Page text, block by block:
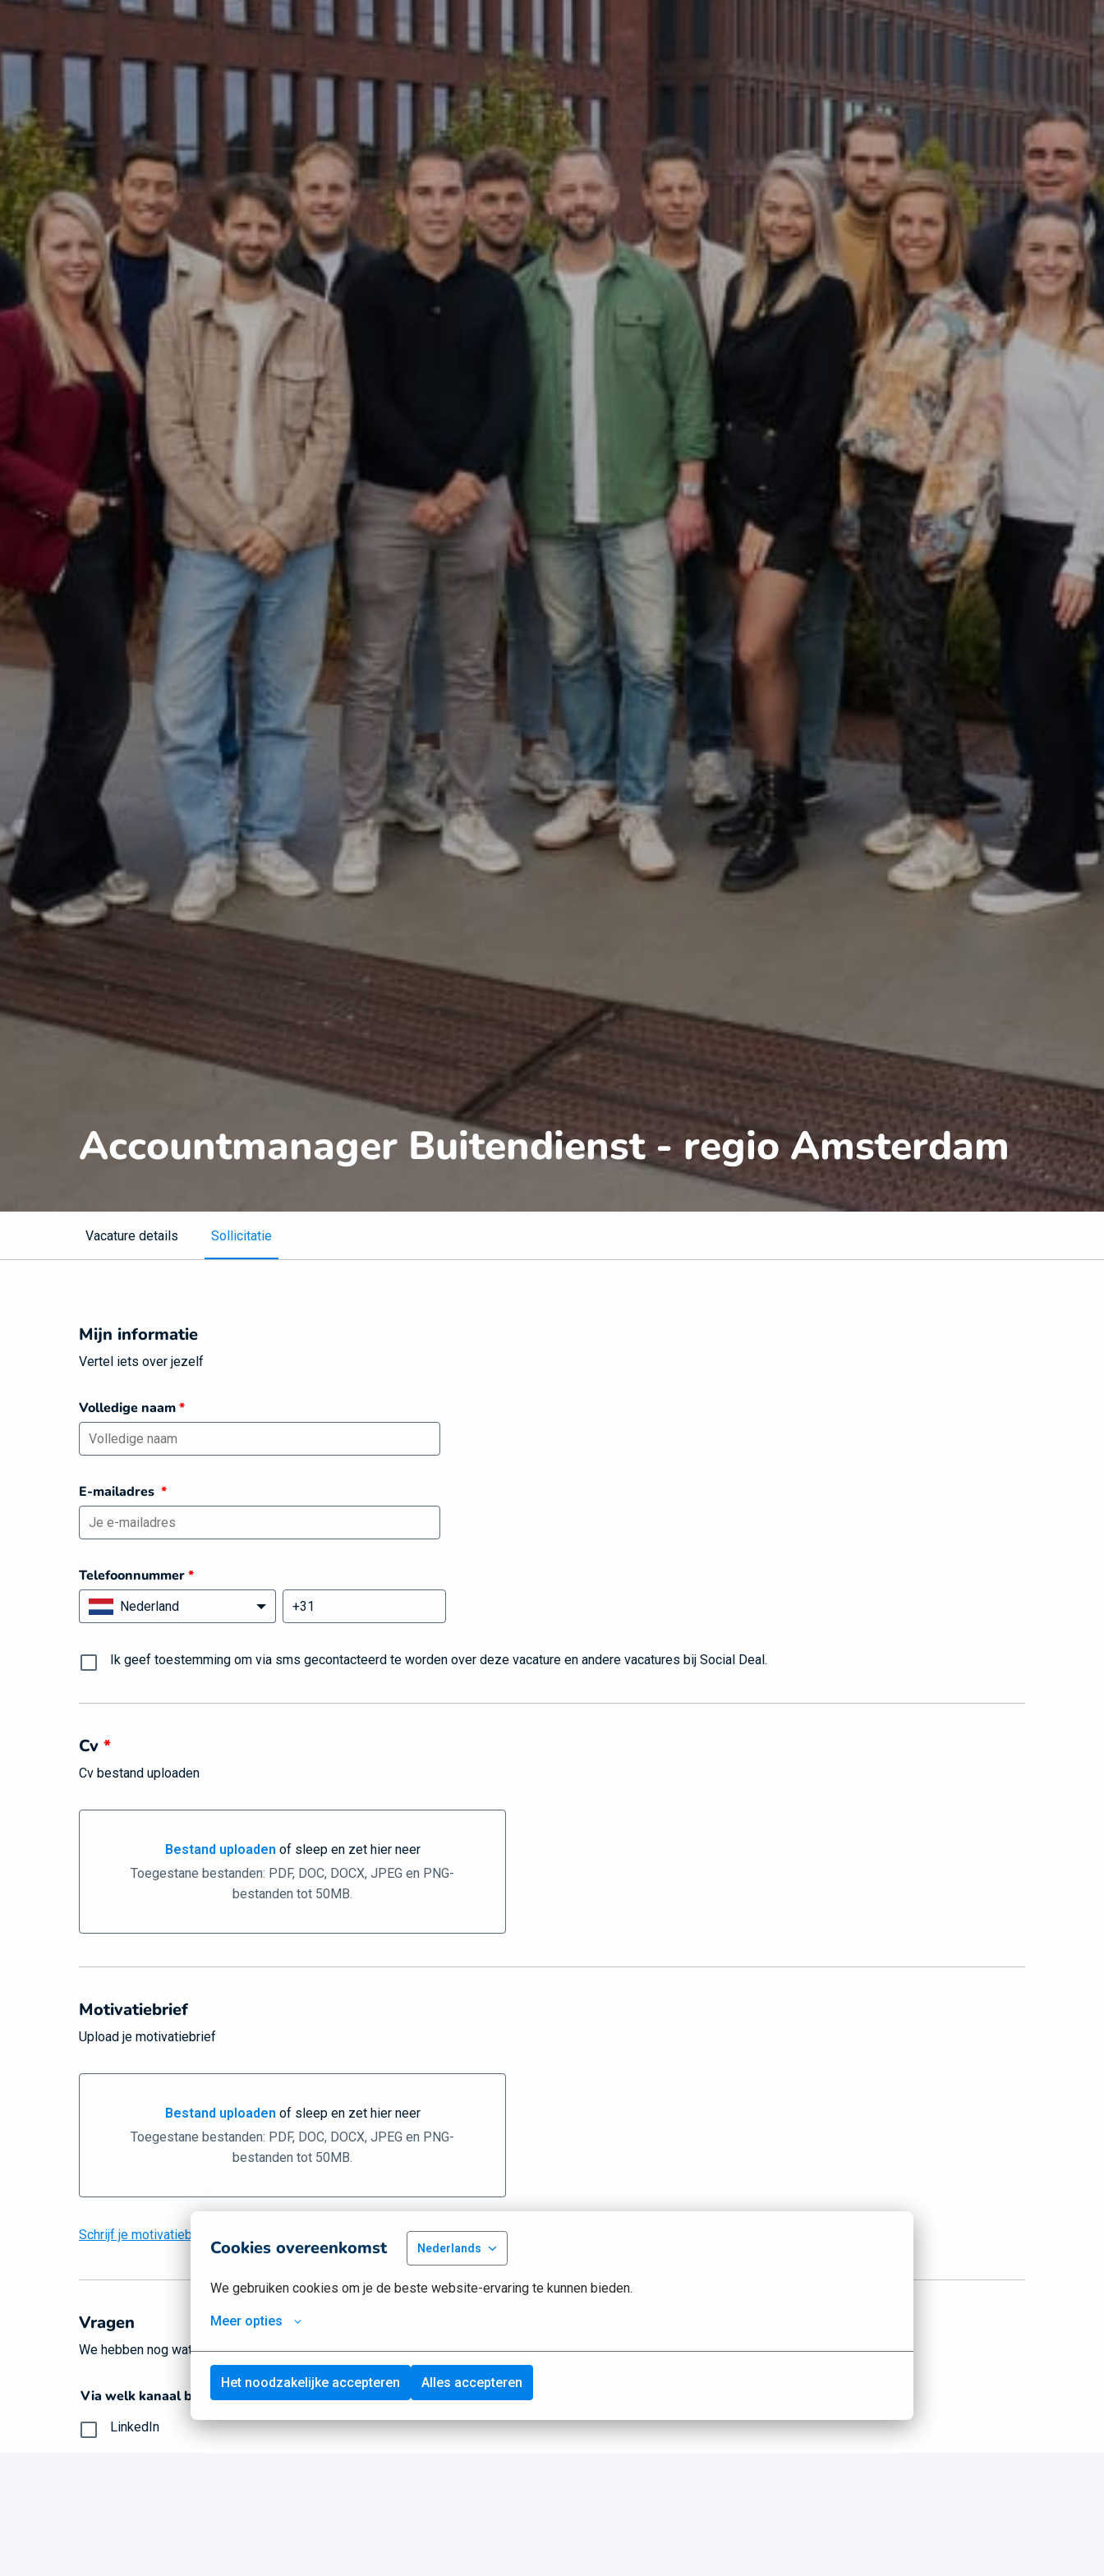
Cookies overeenkomst Nederlands
We gebruiken cookies om je de beste website-ervaring te kunnen bieden.
Meer opties
Het noodzakelijke accepteren Alles accepteren
Accountmanager Buitendienst - regio Amsterdam
Vacature details Sollicitatie
Mijn informatie
Vertel iets over jezelf
Volledige naam*
E-mailadres *
Telefoonnummer*
Nederland
Ik geef toestemming om via sms gecontacteerd te worden over deze vacature en andere vacatures bij Social Deal.
Cv *
Cv bestand uploaden
Bestand uploaden of sleep en zet hier neer
Bestand uploaden of sleep en zet hier neer
Toegestane bestanden: PDF, DOC, DOCX, JPEG en PNG-
bestanden tot 50MB.
Motivatiebrief
Upload je motivatiebrief
Bestand uploaden of sleep en zet hier neer
Bestand uploaden of sleep en zet hier neer
Toegestane bestanden: PDF, DOC, DOCX, JPEG en PNG-
bestanden tot 50MB.
Schrijf je motivatiebrief in plaats daarvan hier
Vragen
We hebben nog wat vragen voor je
Via welk kanaal ben je bij deze vacature terechtgekomen?*
LinkedIn